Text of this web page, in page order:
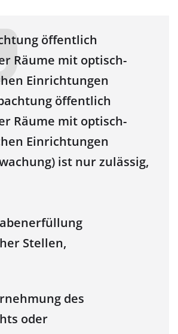
öffentlich
Räume mit optisch-
Einrichtungen
öffentlich
Räume mit optisch-
Einrichtungen
ist nur zulässig,
Stellen,
des
oder